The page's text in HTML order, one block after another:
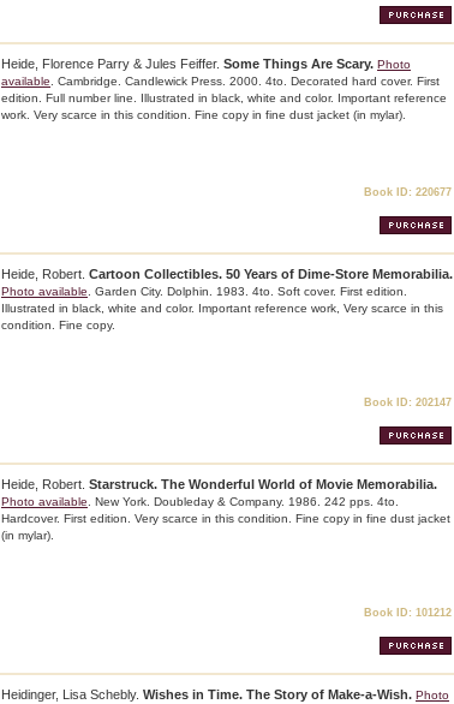
Heide, Florence Parry & Jules Feiffer. Some Things Are Scary. Photo
available . Cambridge. Candlewick Press. 2000. 4to. Decorated hard cover. First
edition. Full number line. Illustrated in black, white and color. Important reference
work. Very scarce in this condition. Fine copy in fine dust jacket (in mylar).
Book ID: 220677
Heide, Robert. Cartoon Collectibles. 50 Years of Dime-Store Memorabilia.
Photo available . Garden City. Dolphin. 1983. 4to. Soft cover. First edition.
Illustrated in black, white and color. Important reference work, Very scarce in this
condition. Fine copy.
Book ID: 202147
Heide, Robert. Starstruck. The Wonderful World of Movie Memorabilia.
Photo available . New York. Doubleday & Company. 1986. 242 pps. 4to.
Hardcover. First edition. Very scarce in this condition. Fine copy in fine dust jacket
(in mylar).
Book ID: 101212
Heidinger, Lisa Schebly. Wishes in Time. The Story of Make-a-Wish. Photo